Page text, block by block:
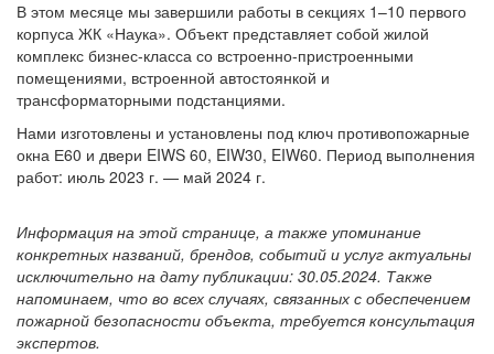
В этом месяце мы завершили работы в секциях 1–10 первого
корпуса ЖК «Наука». Объект представляет собой жилой
комплекс бизнес-класса со встроенно-пристроенными
помещениями, встроенной автостоянкой и
трансформаторными подстанциями.
Нами изготовлены и установлены под ключ противопожарные
окна Е60 и двери EIWS 60, EIW30, EIW60. Период выполнения
работ: июль 2023 г. — май 2024 г.
Информация на этой странице, а также упоминание
конкретных названий, брендов, событий и услуг актуальны
исключительно на дату публикации: 30.05.2024. Также
напоминаем, что во всех случаях, связанных с обеспечением
пожарной безопасности объекта, требуется консультация
экспертов.